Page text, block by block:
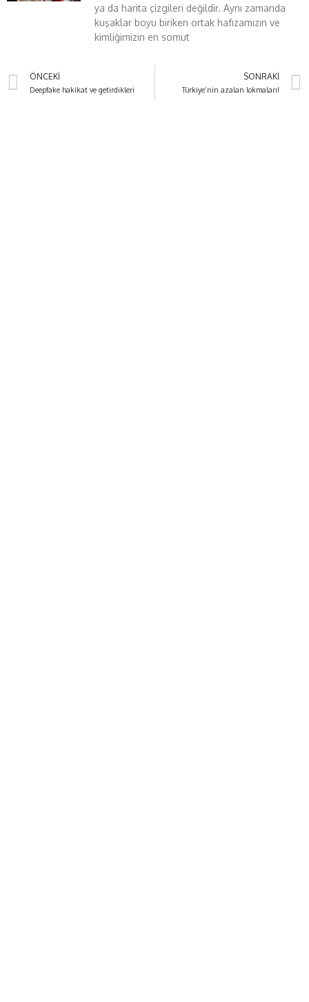
ya da harita çizgileri değildir. Aynı zamanda
kuşaklar boyu biriken ortak hafızamızın ve
kimliğimizin en somut
ÖNCEKI
Deepfake hakikat ve getirdikleri
SONRAKI
Türkiye’nin azalan lokmaları!